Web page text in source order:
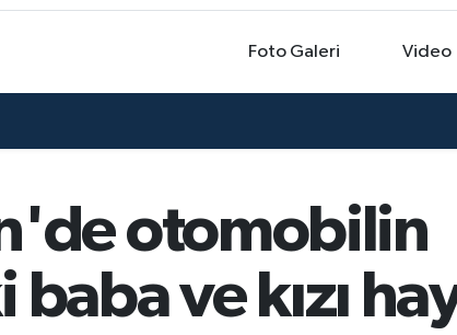
Foto Galeri Video
otomobilin
ve kızı